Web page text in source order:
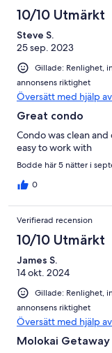
10/10 Utmärkt
Steve S.
25 sep. 2023
Gillade: Renlighet,
annonsens riktighet
Översätt med hjälp
Great condo
Condo was clean
easy to work with
Bodde här 5 nätter i
0
Verifierad recension
10/10 Utmärkt
James S.
14 okt. 2024
Gillade: Renlighet,
annonsens riktighet
Översätt med hjälp
Molokai Getaway